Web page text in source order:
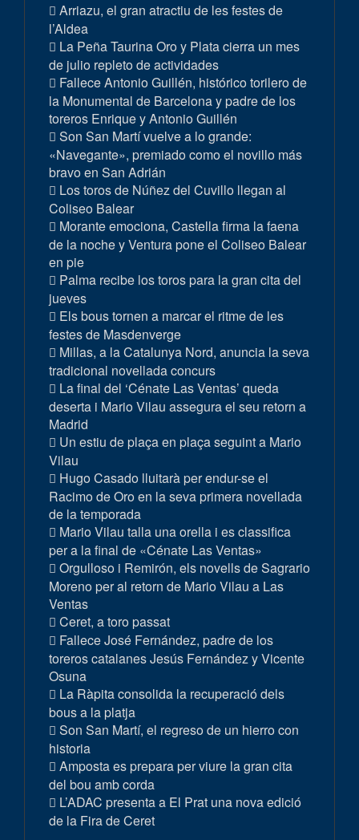
Arriazu, el gran atractiu de les festes de
l’Aldea
La Peña Taurina Oro y Plata cierra un mes
de julio repleto de actividades
Fallece Antonio Guillén, histórico torilero de
la Monumental de Barcelona y padre de los
toreros Enrique y Antonio Guillén
Son San Martí vuelve a lo grande:
«Navegante», premiado como el novillo más
bravo en San Adrián
Los toros de Núñez del Cuvillo llegan al
Coliseo Balear
Morante emociona, Castella firma la faena
de la noche y Ventura pone el Coliseo Balear
en pie
Palma recibe los toros para la gran cita del
jueves
Els bous tornen a marcar el ritme de les
festes de Masdenverge
Millas, a la Catalunya Nord, anuncia la seva
tradicional novellada concurs
La final del ‘Cénate Las Ventas’ queda
deserta i Mario Vilau assegura el seu retorn a
Madrid
Un estiu de plaça en plaça seguint a Mario
Vilau
Hugo Casado lluitarà per endur-se el
Racimo de Oro en la seva primera novellada
de la temporada
Mario Vilau talla una orella i es classifica
per a la final de «Cénate Las Ventas»
Orgulloso i Remirón, els novells de Sagrario
Moreno per al retorn de Mario Vilau a Las
Ventas
Ceret, a toro passat
Fallece José Fernández, padre de los
toreros catalanes Jesús Fernández y Vicente
Osuna
La Ràpita consolida la recuperació dels
bous a la platja
Son San Martí, el regreso de un hierro con
historia
Amposta es prepara per viure la gran cita
del bou amb corda
L’ADAC presenta a El Prat una nova edició
de la Fira de Ceret